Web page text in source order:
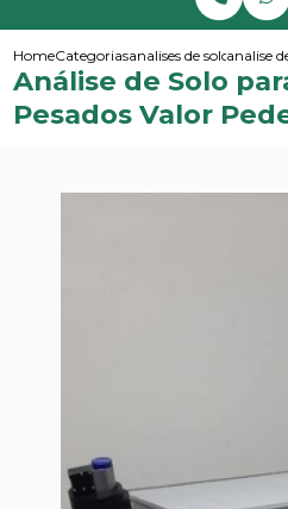
HomeCategoriasanalises de solos eanalise
Análise de Solo
Pesados Valor